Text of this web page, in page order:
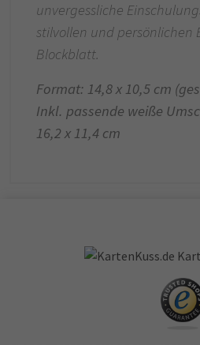
unvergessliche
stilvollen und persönlichen
Blockblatt.
Format: 14,8 x 10,5 cm
Inkl. passende weiße
16,2 x 11,4 cm